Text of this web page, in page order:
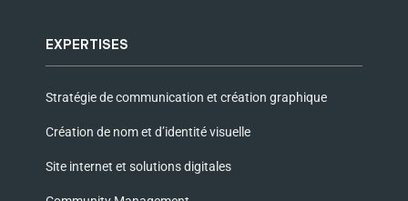
EXPERTISES
Stratégie de communication et création graphique
Création de nom et d’identité visuelle
Site internet et solutions digitales